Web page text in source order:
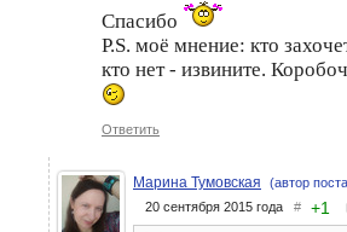
Спасибо
P.S. моё мнение: кто
кто нет - извините.
Ответить
Марина Тумовская
(автор
20 сентября 2015 года # +1